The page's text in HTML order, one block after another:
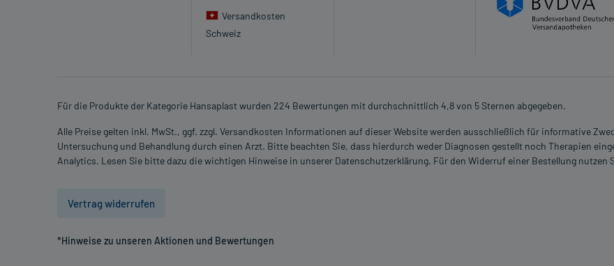
Versandkosten
Schweiz
Für die Produkte der Kategorie Hansaplast wurden 224 Bewertungen mit durchschnittlich 4,8 von 5 Sternen abgegeben.
Alle Preise gelten inkl. MwSt., ggf. zzgl. Versandkosten Informationen auf dieser Website werden ausschließlich für informative
Untersuchung und Behandlung durch einen Arzt. Bitte beachten Sie, dass hierdurch weder Diagnosen gestellt noch Therapien
Analytics. Lesen Sie bitte dazu die wichtigen Hinweise in unserer Datenschutzerklärung. Für den Widerruf einer Bestellung nutzen
Vertrag widerrufen
*Hinweise zu unseren Aktionen und Bewertungen